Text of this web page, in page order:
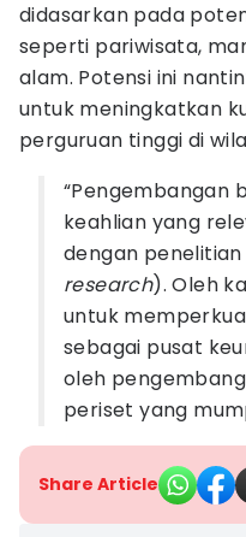
didasarkan pada
seperti pariwisata,
alam. Potensi ini
untuk meningkatkan
perguruan tinggi di
“Pengembangan
keahlian yang
dengan
research). Oleh
untuk
sebagai pusat
oleh
periset yang
Share Article